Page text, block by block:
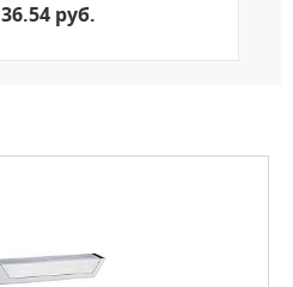
36.54 руб.